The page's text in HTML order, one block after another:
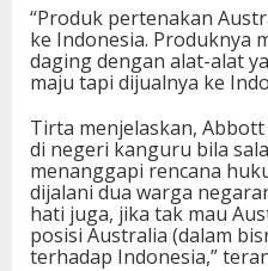
“Produk pertenakan
ke Indonesia. Produknya
daging dengan alat-alat
maju tapi dijualnya ke
Tirta menjelaskan,
di negeri kanguru bila
menanggapi rencana
dijalani dua warga
hati juga, jika tak mau
posisi Australia (dalam
terhadap Indonesia,”